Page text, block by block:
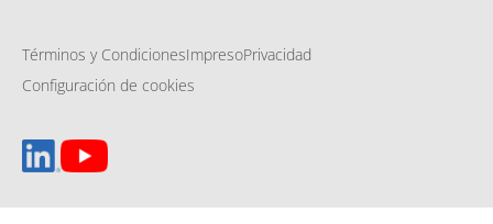
Términos y CondicionesImpresoPrivacidad
Configuración de cookies